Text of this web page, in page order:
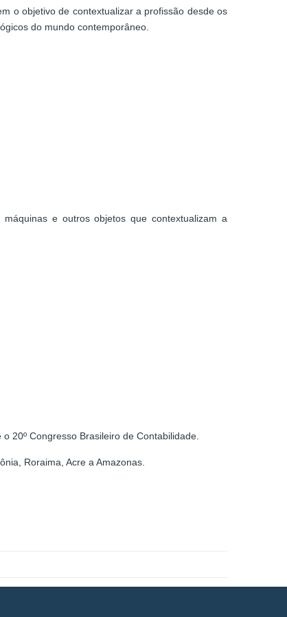
o objetivo de contextualizar a profissão desde os
do mundo contemporâneo.
máquinas e outros objetos que contextualizam a
20º Congresso Brasileiro de Contabilidade.
Roraima, Acre a Amazonas.